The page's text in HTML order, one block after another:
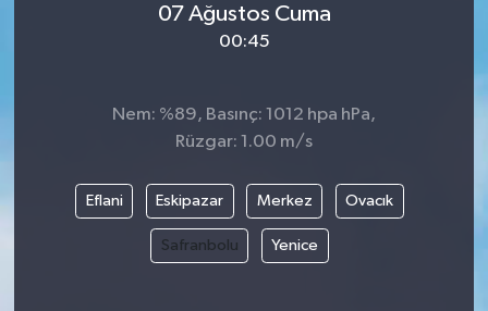
07 Ağustos Cuma
00:45
Nem: %89, Basınç: 1012 hpa hPa,
Rüzgar: 1.00 m/s
Eflani Eskipazar Merkez Ovacık
Safranbolu Yenice